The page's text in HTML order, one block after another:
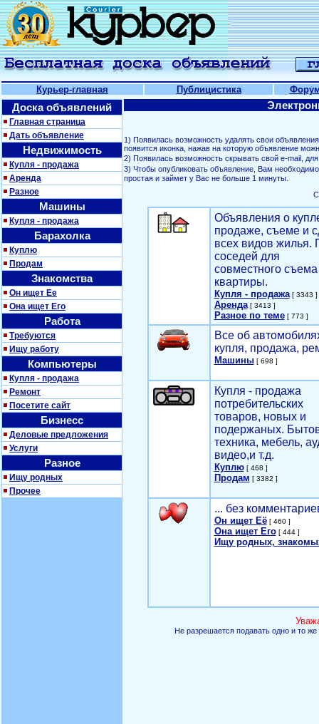
Курьер-главная Публицистика
Доска объявлений
Главная страница
Дать объявление
Недвижимость
Купля - продажа
Аренда
Разное
Машины
Купля - продажа
Барахолка
Куплю
Продам
Знакомства
Он ищет Ее
Она ищет Его
Работа
Требуются
Ищу работу
Компьютеры
Купля - продажа
Ремонт
Посетите сайт
Бизнесс
Деловые предложения
Услуги
Разное
Ищу родных
Прочее
1) Появилась возможность удалять свои
появится иконка, нажав на которую объявление
2) Появилась возможность скрывать свой е-mail,
3) Чтобы опубликовать объявление, Вам
простая и займет у Вас не больше 1 минуты.
Объявления о
продаже, съеме и
всех видов жилья.
соседей для
совместного съема
квартиры.
Купля - продажа[ 3343 ]
Аренда[ 3413 ]
Разное по теме[ 773 ]
Все об
купля, продажа,
Машины[ 698 ]
Купля - продажа
потребительских
товаров, новых и
подержаных.
техника, мебель,
видео,и т.д.
Куплю[ 468 ]
Продам [ 3382 ]
... без
Он ищет Её[ 460 ]
Она ищет Его[ 444 ]
Ищу родных,
Не разрешается подавать одно и то